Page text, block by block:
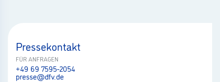
Pressekontakt
FÜR ANFRAGEN
+49 69 7595-2054
presse@dfv.de